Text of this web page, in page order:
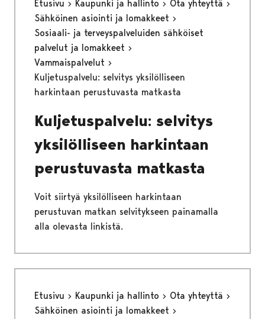
Etusivu Kaupunki ja hallinto
Ota yhteyttä
Sähköinen asiointi ja lomakkeet
Sosiaali- ja terveyspalveluiden sähköiset
palvelut ja lomakkeet
Vammaispalvelut
Kuljetuspalvelu: selvitys yksilölliseen
harkintaan perustuvasta matkasta
Kuljetuspalvelu: selvitys
yksilölliseen harkintaan
perustuvasta matkasta
Voit siirtyä yksilölliseen harkintaan
perustuvan matkan selvitykseen painamalla
alla olevasta linkistä.
Etusivu Kaupunki ja hallinto
Ota yhteyttä
Sähköinen asiointi ja lomakkeet